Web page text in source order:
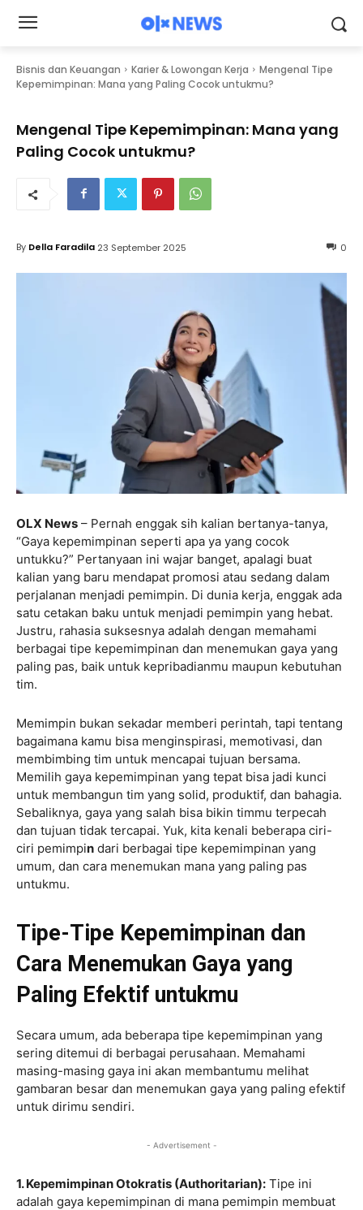
Bisnis dan Keuangan Karier & Lowongan Kerja
Mengenal Tipe
Kepemimpinan: Mana yang Paling Cocok untukmu?
Mengenal Tipe Kepemimpinan: Mana yang
Paling Cocok untukmu?
0
By Della Faradila 23 September 2025
OLX News – Pernah enggak sih kalian bertanya-tanya,
“Gaya kepemimpinan seperti apa ya yang cocok
untukku?” Pertanyaan ini wajar banget, apalagi buat
kalian yang baru mendapat promosi atau sedang dalam
perjalanan menjadi pemimpin. Di dunia kerja, enggak ada
satu cetakan baku untuk menjadi pemimpin yang hebat.
Justru, rahasia suksesnya adalah dengan memahami
berbagai tipe kepemimpinan dan menemukan gaya yang
paling pas, baik untuk kepribadianmu maupun kebutuhan
tim.
Memimpin bukan sekadar memberi perintah, tapi tentang
bagaimana kamu bisa menginspirasi, memotivasi, dan
membimbing tim untuk mencapai tujuan bersama.
Memilih gaya kepemimpinan yang tepat bisa jadi kunci
untuk membangun tim yang solid, produktif, dan bahagia.
Sebaliknya, gaya yang salah bisa bikin timmu terpecah
dan tujuan tidak tercapai. Yuk, kita kenali beberapa ciri-
ciri pemimpin dari berbagai tipe kepemimpinan yang
umum, dan cara menemukan mana yang paling pas
untukmu.
Tipe-Tipe Kepemimpinan dan
Cara Menemukan Gaya yang
Paling Efektif untukmu
Secara umum, ada beberapa tipe kepemimpinan yang
sering ditemui di berbagai perusahaan. Memahami
masing-masing gaya ini akan membantumu melihat
gambaran besar dan menemukan gaya yang paling efektif
untuk dirimu sendiri.
- Advertisement -
1. Kepemimpinan Otokratis (Authoritarian): Tipe ini
adalah gaya kepemimpinan di mana pemimpin membuat